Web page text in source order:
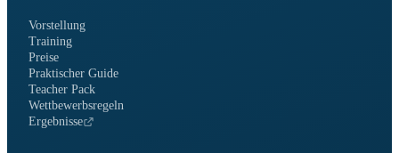
Vorstellung
Training
Preise
Praktischer Guide
Teacher Pack
Wettbewerbsregeln
Ergebnisse